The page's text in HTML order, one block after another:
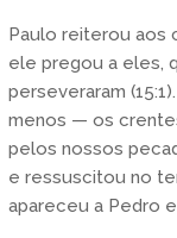
Paulo reiterou aos
ele pregou a eles,
perseveraram
menos — os
pelos nossos
e ressuscitou no
apareceu a Pedro e